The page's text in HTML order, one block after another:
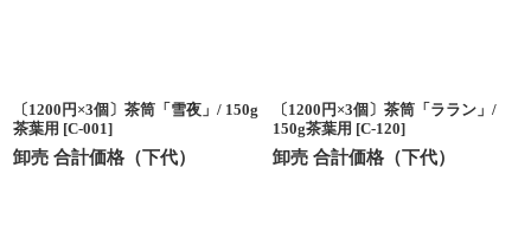
〔1200円×3個〕茶筒「雪夜」/ 150g
茶葉用 [C-001]
卸売 合計価格（下代）
〔1200円×3個〕茶筒「ララン」/
150g茶葉用 [C-120]
卸売 合計価格（下代）